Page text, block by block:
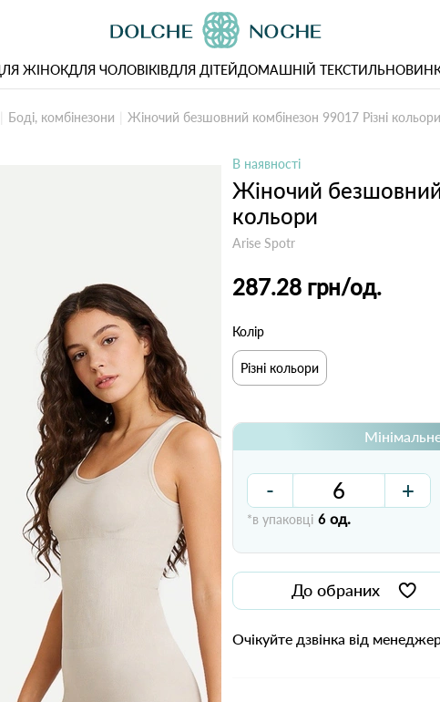
ЖІНОКДЛЯ ЧОЛОВІКІВДЛЯ ДІТЕЙДОМАШНІЙ ТЕКСТИЛЬ
Боді, комбінезони Жіночий безшовний комбінезон 99017 Різні кольори
В наявності
Жіночий безшовний
кольори
Arise Spotr
287.28 грн/од.
Колір
Різні кольори
- +
*в упаковці 6 од.
До обраних
Очікуйте дзвінка від